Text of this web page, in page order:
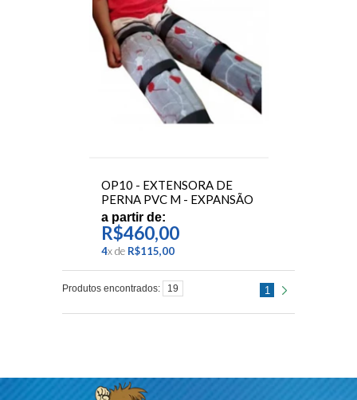
OP10 - EXTENSORA DE
PERNA PVC M - EXPANSÃO
a partir de:
R$460,00
4xde R$115,00
Produtos encontrados: 19 1